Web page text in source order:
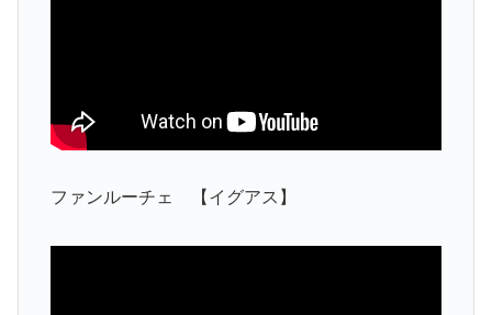
ファンルーチェ 【イグアス】